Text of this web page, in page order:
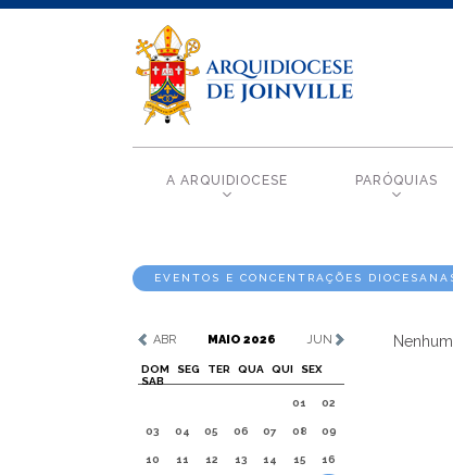
A ARQUIDIOCESE PARÓQUIAS
EVENTOS E CONCENTRAÇÕES
ABR MAIO 2026 JUN
DOM SEG TER QUA QUI
SEX
SAB
01
02
03 04 05 06 07 08 09
10 11 12 13 14 15 16